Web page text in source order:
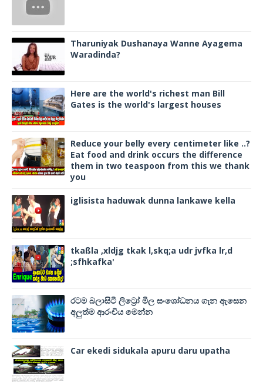
Tharuniyak Dushanaya Wanne Ayagema
Waradinda?
Here are the world's richest man Bill
Gates is the world's largest houses
Reduce your belly every centimeter like ..?
Eat food and drink occurs the difference
them in two teaspoon from this we thank
you
iglisista haduwak dunna lankawe kella
tkaßla ,xldjg tkak l,skq;a udr jvfka lr,d
;sfhkafka'
රටම බලාසිටි ලිට්‍රෝ මිල සංශෝධනය ගැන ඇසෙන
අලුත්ම ආරංචිය මෙන්න
Car ekedi sidukala apuru daru upatha